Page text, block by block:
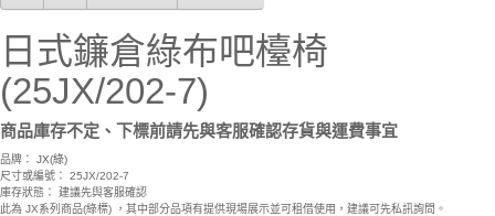
日式鐮倉綠布吧檯椅
(25JX/202-7)
商品庫存不定、下標前請先與客服確認存貨與運費事宜
品牌： JX(綠)
尺寸或編號： 25JX/202-7
庫存狀態： 建議先與客服確認
此為 JX系列商品(綠標) ，其中部分品項有提供現場展示並可租借使用，建議可先私訊詢問。